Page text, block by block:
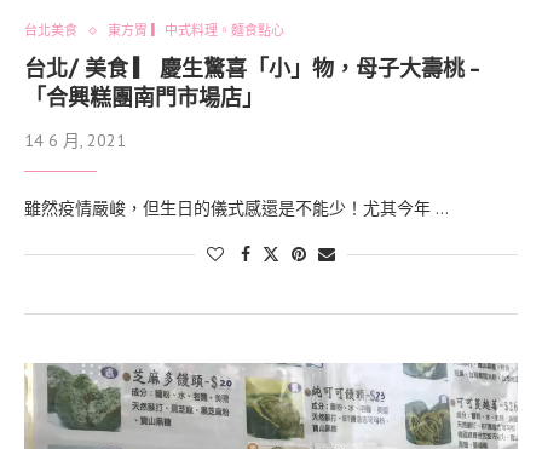
台北美食 東方胃 ▎中式料理。麵食點心
台北/ 美食 ▎ 慶生驚喜「小」物，母子大壽桃 -
「合興糕團南門市場店」
14 6 月, 2021
雖然疫情嚴峻，但生日的儀式感還是不能少！尤其今年 …